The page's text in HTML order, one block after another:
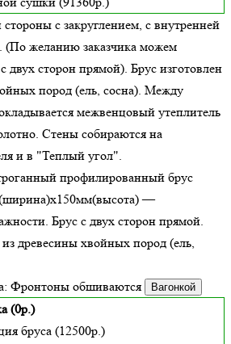
с закруглением, с внутренней
(По желанию заказчика можем
двух сторон прямой). Брус изготовлен
пород (ель, сосна). Между
межвенцовый утеплитель
Стены собираются на
и в "Теплый угол".
профилированный брус
—
. Брус с двух сторон прямой.
из древесины хвойных пород (ель,
Фронтоны обшиваются Вагонкой
(0р.)
бруса (12500р.)